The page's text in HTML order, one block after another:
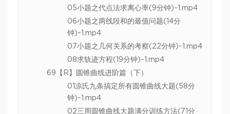
05小题之代点法求离心率(9分钟)~1.mp4
06小题之两线段和的最值问题(14分
钟)~1.mp4
07小题之几何关系的考察(22分钟)~1.mp4
08求轨迹方程(19分钟)~1.mp4
69【R】圆锥曲线进阶篇（下）
01凉氏九条搞定所有圆锥曲线大题(58分
钟)~1.mp4
02三周圆锥曲线大题满分训练方法(71分